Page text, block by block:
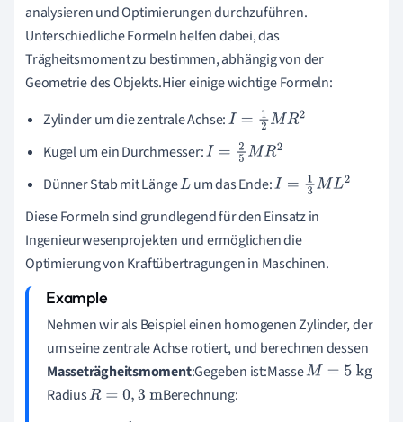
analysieren und Optimierungen durchzuführen.
Unterschiedliche Formeln helfen dabei, das
Trägheitsmoment zu bestimmen, abhängig von der
Geometrie des Objekts.Hier einige wichtige Formeln:
Zylinder um die zentrale Achse:I= 12 MR2
Kugel um ein Durchmesser:I= 25 MR2
Dünner Stab mit LängeL um das Ende:I= 13 ML2
Diese Formeln sind grundlegend für den Einsatz in
Ingenieurwesenprojekten und ermöglichen die
Optimierung von Kraftübertragungen in Maschinen.
Nehmen wir als Beispiel einen homogenen Zylinder, der
um seine zentrale Achse rotiert, und berechnen dessen
Masseträgheitsmoment:Gegeben ist:MasseM= 5kg
RadiusR= 0,3 m
Berechnung: